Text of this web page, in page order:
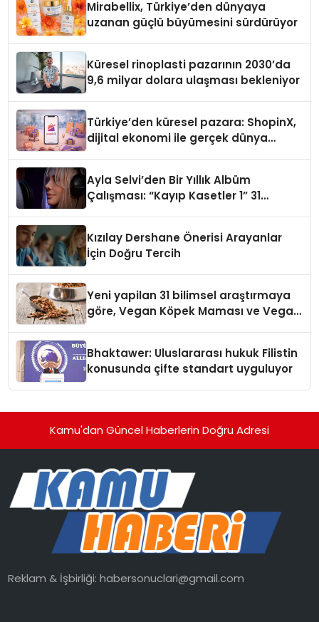
Mirabellix, Türkiye’den dünyaya
uzanan güçlü büyümesini sürdürüyor
Küresel rinoplasti pazarının 2030’da
9,6 milyar dolara ulaşması bekleniyor
Türkiye’den küresel pazara: ShopinX,
dijital ekonomi ile gerçek dünya
Ayla Selvi’den Bir Yıllık Albüm
Çalışması: “Kayıp Kasetler 1” 31
Kızılay Dershane Önerisi Arayanlar
İçin Doğru Tercih
Yeni yapilan 31 bilimsel araştırmaya
göre, Vegan Köpek Maması ve Vegan
Bhaktawer: Uluslararası hukuk Filistin
konusunda çifte standart uyguluyor
Kamu'dan Güncel Haberlerin Doğru Adresi
Reklam & İşbirliği:habersonuclari@gmail.com